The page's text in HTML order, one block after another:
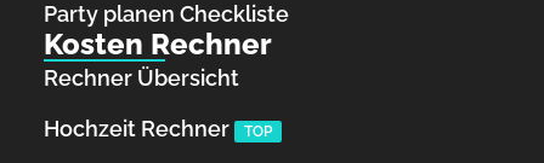
Party planen Checkliste
Kosten Rechner
Rechner Übersicht
Hochzeit Rechner
TOP